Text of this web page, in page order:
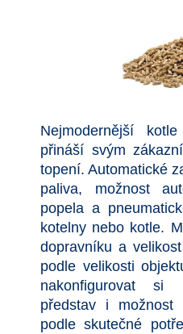
Nejmodernější
přináší svým
topení. Automatické
paliva, možnost
popela a
kotelny nebo kotle.
dopravníku a
podle velikosti
nakonfigurovat si
představ i možnost
podle skutečné